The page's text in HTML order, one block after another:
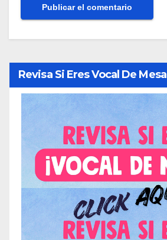
Revisa Si Eres Vocal De Mesa